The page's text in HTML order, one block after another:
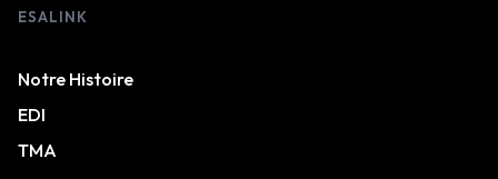
ESALINK
Notre Histoire
EDI
TMA